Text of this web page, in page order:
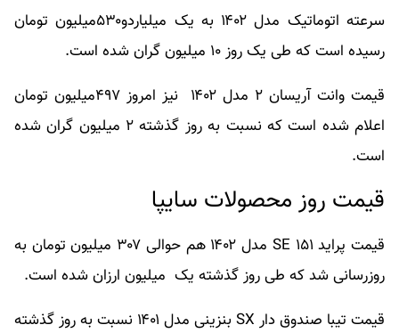
سرعته اتوماتیک مدل ۱۴۰۲ به یک میلیاردو۵۳۰میلیون تومان
رسیده است که طی یک روز ۱۰ میلیون گران شده است.
قیمت وانت آریسان ۲ مدل ۱۴۰۲ نیز امروز ۴۹۷میلیون تومان
اعلام شده است که نسبت به روز گذشته ۲ میلیون گران شده
است.
قیمت روز محصولات سایپا
قیمت پراید ۱۵۱ SE مدل ۱۴۰۲ هم حوالی ۳۰۷ میلیون تومان به
روزرسانی شد که طی روز گذشته یک میلیون ارزان شده است.
قیمت تیبا صندوق دار SX بنزینی مدل ۱۴۰۱ نسبت به روز گذشته